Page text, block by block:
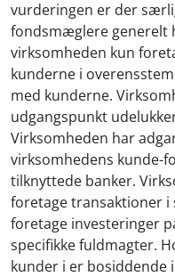
vurderingen er der
fondsmæglere generelt
virksomheden kun
kunderne i
med kunderne.
udgangspunkt
Virksomheden har
virksomhedens kunde-
tilknyttede banker.
foretage transaktioner
foretage investeringer
specifikke fuldmagter.
kunder i er bosiddende